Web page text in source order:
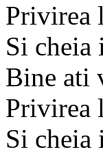
Privirea
Si cheia
Bine ati
Privirea
Si cheia